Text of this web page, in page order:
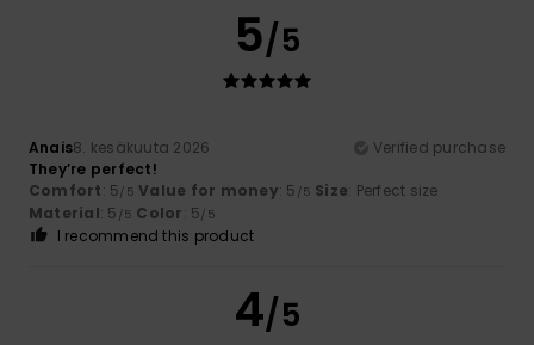
5/5
Anais8. kesäkuuta 2026
Verified purchase
They’re perfect!
Comfort: 5/5 Value for money: 5 /5 Size: Perfect size
Material: 5 /5 Color: 5/5
I recommend this product
4/5